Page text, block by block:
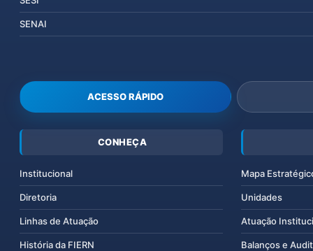
SENAI
ACESSO RÁPIDO
CONHEÇA
Institucional
Diretoria
Linhas de Atuação
História da FIERN
Mapa
Unidades
Atuação
Balanços e